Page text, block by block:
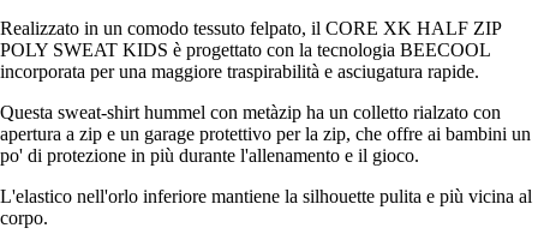
Realizzato in un comodo tessuto felpato, il CORE XK HALF ZIP
POLY SWEAT KIDS è progettato con la tecnologia BEECOOL
incorporata per una maggiore traspirabilità e asciugatura rapide.
Questa sweat-shirt hummel con metàzip ha un colletto rialzato con
apertura a zip e un garage protettivo per la zip, che offre ai bambini un
po' di protezione in più durante l'allenamento e il gioco.
L'elastico nell'orlo inferiore mantiene la silhouette pulita e più vicina al
corpo.